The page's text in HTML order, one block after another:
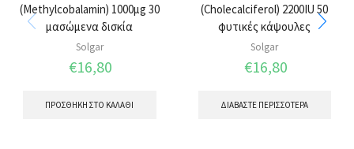
(Methylcobalamin) 1000μg 30
μασώμενα δισκία
Solgar
€16,80
ΠΡΟΣΘΉΚΗ ΣΤΟ ΚΑΛΆΘΙ
(Cholecalciferol) 2200IU 50
φυτικές κάψουλες
Solgar
€16,80
ΔΙΑΒΆΣΤΕ ΠΕΡΙΣΣΌΤΕΡΑ